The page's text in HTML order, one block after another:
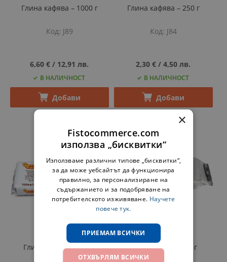
Глина кафява – 1000 г
Код J89
6,60 € ‎/‎ 12,91 лв.
В НАЛИЧНОСТ
Добави
Глина кафява – 250 г
Код J84
2,30 € ‎/‎ 4,50 лв.
В НАЛИЧНОСТ
Добави
Глина кафява – 500 г
Глина сива – 1000 г
×
Fistocommerce.com
използва „бисквитки“
Използваме различни типове „бисквитки“,
за да може уебсайтът да функционира
правилно, за персонализиране на
съдържанието и за подобряване на
потребителското изживяване. Научете
повече тук.
ПРИЕМАМ ВСИЧКИ
ОТХВЪРЛЯМ ВСИЧКИ